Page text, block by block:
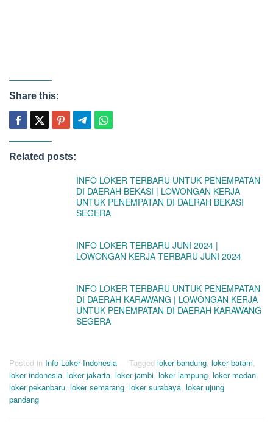
Share this:
Related posts:
INFO LOKER TERBARU UNTUK PENEMPATAN
DI DAERAH BEKASI | LOWONGAN KERJA
UNTUK PENEMPATAN DI DAERAH BEKASI
SEGERA
INFO LOKER TERBARU JUNI 2024 |
LOWONGAN KERJA TERBARU JUNI 2024
INFO LOKER TERBARU UNTUK PENEMPATAN
DI DAERAH KARAWANG | LOWONGAN KERJA
UNTUK PENEMPATAN DI DAERAH KARAWANG
SEGERA
Posted in Info Loker Indonesia Tagged loker bandung, loker batam,
loker indonesia, loker jakarta, loker jambi, loker lampung, loker medan,
loker pekanbaru, loker semarang, loker surabaya, loker ujung
pandang